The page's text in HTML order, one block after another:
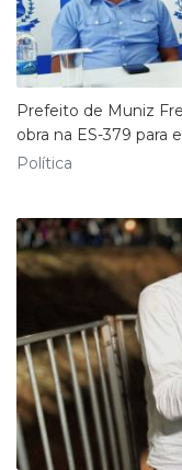
Prefeito de Muniz
obra na ES-379 para
Política